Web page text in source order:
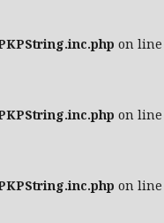
on line
on line
on line